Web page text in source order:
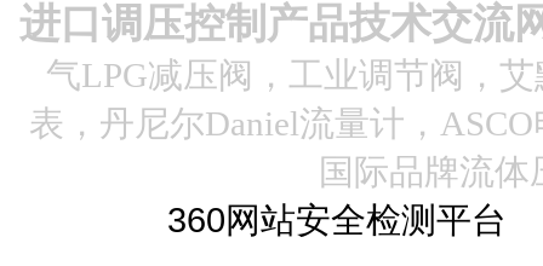
进口调压控制产品技术交流
气LPG减压阀，工业调节阀，
表，丹尼尔Daniel流量计，
国际品牌流
360网站安全检测平台